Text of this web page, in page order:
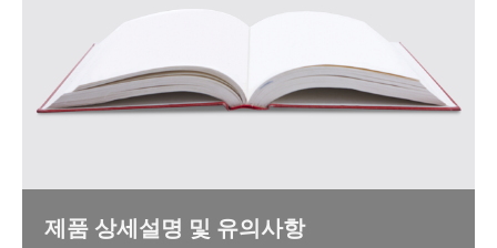
제품 상세설명 및 유의사항